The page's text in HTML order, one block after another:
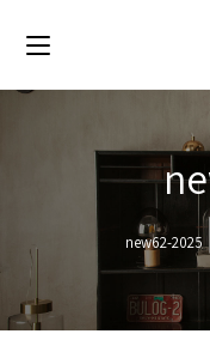
2025-new62